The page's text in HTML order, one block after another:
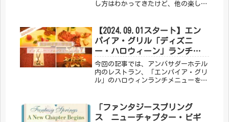
し方はわかってきたけど、他の楽しみ
ーの楽しみ方をご紹介します！
【2024.09.01スタート】エン
パイア・グリル「ディズニ
ー・ハロウィーン」ランチレ
ポ
今回の記事では、アンバサダーホテル
内のレストラン、「エンパイア・グリ
ル」のハロウィンランチメニューをレ
「ファンタジースプリング
ス ニューチャプター・ビギ